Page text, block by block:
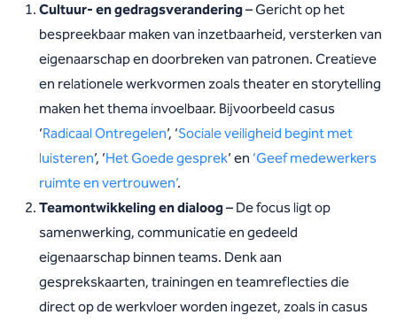
Cultuur- en gedragsverandering– Gericht op het
bespreekbaar maken van inzetbaarheid, versterken van
eigenaarschap en doorbreken van patronen. Creatieve
en relationele werkvormen zoals theater en storytelling
maken het thema invoelbaar. Bijvoorbeeld casus
‘Radicaal Ontregelen’, ‘Sociale veiligheid begint met
luisteren’, ‘Het Goede gesprek’ en ‘Geef medewerkers
ruimte en vertrouwen’.
Teamontwikkeling en dialoog– De focus ligt op
samenwerking, communicatie en gedeeld
eigenaarschap binnen teams. Denk aan
gesprekskaarten, trainingen en teamreflecties die
direct op de werkvloer worden ingezet, zoals in casus